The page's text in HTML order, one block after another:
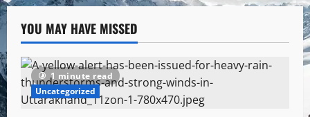
YOU MAY HAVE MISSED
1 minute read
Uncategorized